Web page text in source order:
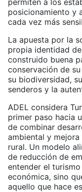
posicionamiento y
cada vez más
La apuesta por la
propia identidad
construido buena
conservación de
su biodiversidad,
senderos y la
ADEL considera
primer paso hacia
de combinar
ambiental y
rural. Un modelo
de reducción de
entender el
económica, sino
aquello que hace